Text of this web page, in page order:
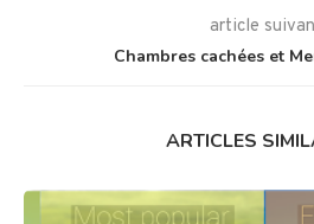
article
Chambres cachées et
ARTICLES